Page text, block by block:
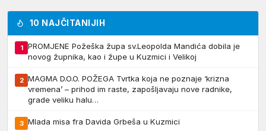
10 NAJČITANIJIH
1
PROMJENE Požeška župa sv.Leopolda Mandića dobila je
novog župnika, kao i župe u Kuzmici i Velikoj
2 MAGMA D.O.O. POŽEGA Tvrtka koja ne poznaje ‘krizna
vremena’ – prihod im raste, zapošljavaju nove radnike,
grade veliku halu…
3 Mlada misa fra Davida Grbeša u Kuzmici